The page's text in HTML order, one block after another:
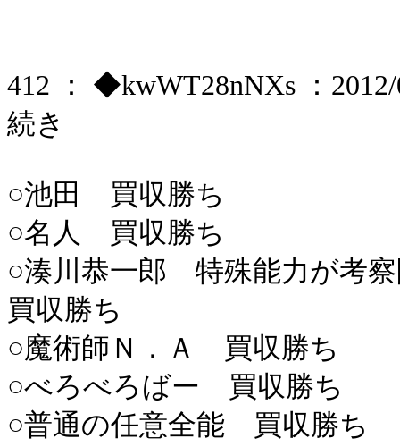
412 ： ◆kwWT28nNXs ：
続き
○池田 買収勝ち
○名人 買収勝ち
○湊川恭一郎 特殊能力が考
買収勝ち
○魔術師Ｎ．Ａ 買収勝ち
○べろべろばー 買収勝ち
○普通の任意全能 買収勝ち